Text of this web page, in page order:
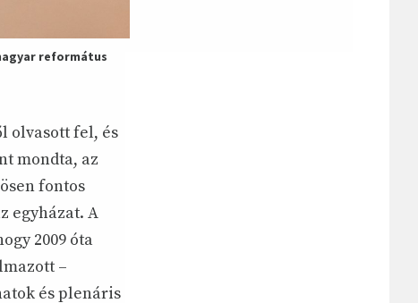
református
olvasott fel, és
mondta, az
fontos
egyházat. A
2009 óta
–
és plenáris